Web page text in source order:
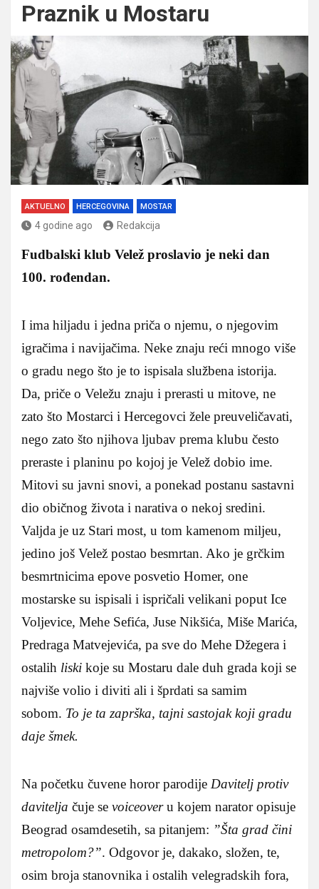
Praznik u Mostaru
AKTUELNO HERCEGOVINA MOSTAR
4 godine ago Redakcija
Fudbalski klub Velež proslavio je neki dan
100. rođendan.
I ima hiljadu i jedna priča o njemu, o njegovim
igračima i navijačima. Neke znaju reći mnogo više
o gradu nego što je to ispisala službena istorija.
Da, priče o Veležu znaju i prerasti u mitove, ne
zato što Mostarci i Hercegovci žele preuveličavati,
nego zato što njihova ljubav prema klubu često
preraste i planinu po kojoj je Velež dobio ime.
Mitovi su javni snovi, a ponekad postanu sastavni
dio običnog života i narativa o nekoj sredini.
Valjda je uz Stari most, u tom kamenom miljeu,
jedino još Velež postao besmrtan. Ako je grčkim
besmrtnicima epove posvetio Homer, one
mostarske su ispisali i ispričali velikani poput Ice
Voljevice, Mehe Sefića, Juse Nikšića, Miše Marića,
Predraga Matvejevića, pa sve do Mehe Džegera i
ostalih liski koje su Mostaru dale duh grada koji se
najviše volio i diviti ali i šprdati sa samim
sobom. To je ta zaprška, tajni sastojak koji gradu
daje šmek.
Na početku čuvene horor parodije Davitelj protiv
davitelja čuje se voiceoveru kojem narator opisuje
Beograd osamdesetih, sa pitanjem: ”Šta grad čini
metropolom?”. Odgovor je, dakako, složen, te,
osim broja stanovnika i ostalih velegradskih fora,